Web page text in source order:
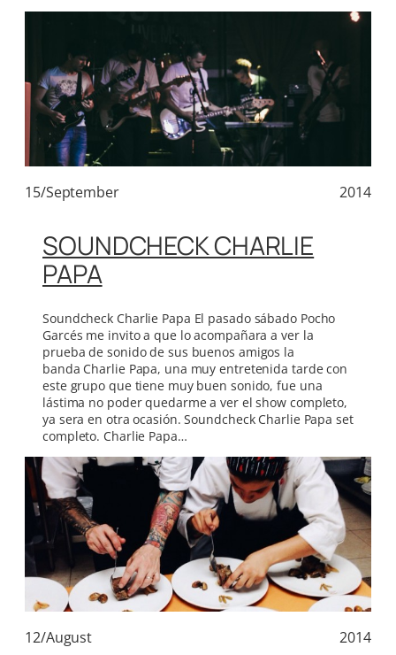
15/September 2014
SOUNDCHECK CHARLIE
PAPA
Soundcheck Charlie Papa El pasado sábado Pocho
Garcés me invito a que lo acompañara a ver la
prueba de sonido de sus buenos amigos la
banda Charlie Papa, una muy entretenida tarde con
este grupo que tiene muy buen sonido, fue una
lástima no poder quedarme a ver el show completo,
ya sera en otra ocasión. Soundcheck Charlie Papa set
completo. Charlie Papa…
12/August 2014